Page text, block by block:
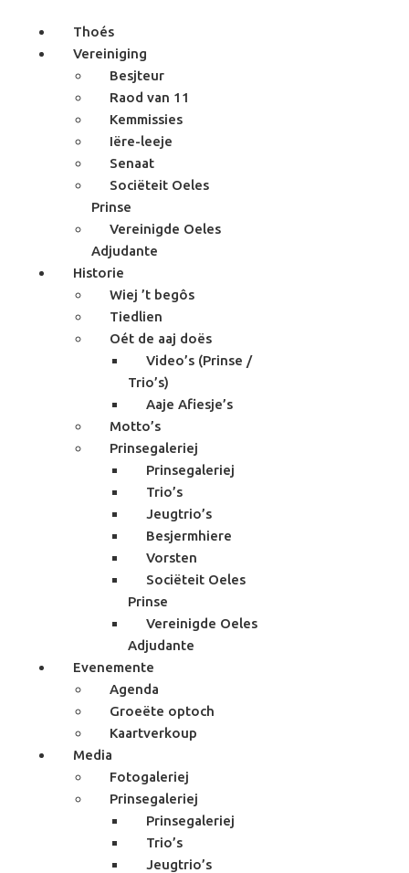
Thoés
Vereiniging
Besjteur
Raod van 11
Kemmissies
Iëre-leeje
Senaat
Sociëteit Oeles
Prinse
Vereinigde Oeles
Adjudante
Historie
Wiej ’t begôs
Tiedlien
Oét de aaj doës
Video’s (Prinse /
Trio’s)
Aaje Afiesje’s
Motto’s
Prinsegaleriej
Prinsegaleriej
Trio’s
Jeugtrio’s
Besjermhiere
Vorsten
Sociëteit Oeles
Prinse
Vereinigde Oeles
Adjudante
Evenemente
Agenda
Groeëte optoch
Kaartverkoup
Media
Fotogaleriej
Prinsegaleriej
Prinsegaleriej
Trio’s
Jeugtrio’s